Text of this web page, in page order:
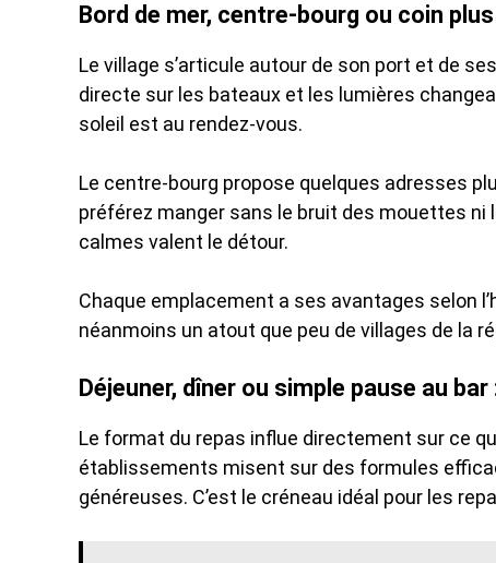
Bord de mer, centre-bourg ou coin
Le village s’articule autour de son port et de
directe sur les bateaux et les lumières
soleil est au rendez-vous.
Le centre-bourg propose quelques adresses
préférez manger sans le bruit des mouettes
calmes valent le détour.
Chaque emplacement a ses avantages selon
néanmoins un atout que peu de villages de la
Déjeuner, dîner ou simple pause au
Le format du repas influe directement sur ce
établissements misent sur des formules
généreuses. C’est le créneau idéal pour les